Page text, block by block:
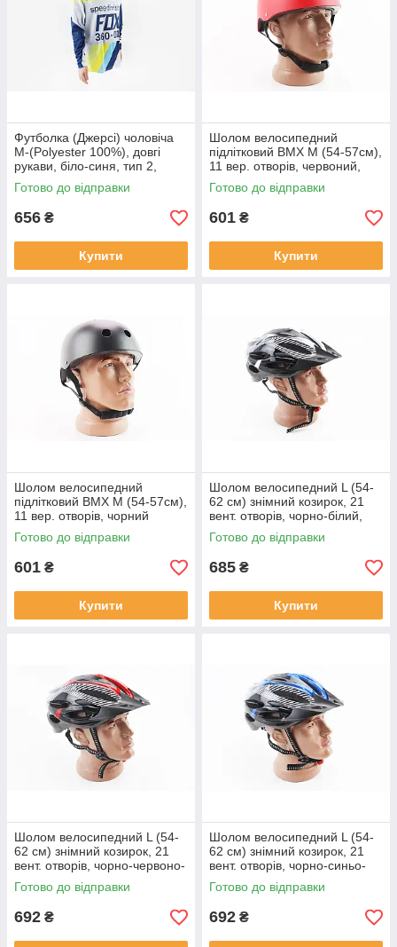
Футболка (Джерсі) чоловіча
M-(Polyester 100%), довгі
рукави, біло-синя, тип 2,
ВЕЛОЕКІПІРУВАННЯ, SV-
408235
Готово до відправки
656 ₴
Купити
Шолом велосипедний
підлітковий BMX M (54-57см),
11 вер. отворів, червоний,
ВЕЛОЕКІПІРУВАННЯ, SV-
408241
Готово до відправки
601 ₴
Купити
Шолом велосипедний
підлітковий BMX M (54-57см),
11 вер. отворів, чорний
матовий),
ВЕЛОЕКІПІРУВАННЯ, SV-
Готово до відправки
601 ₴
Купити
Шолом велосипедний L (54-
62 см) знімний козирок, 21
вент. отворів, чорно-білий,
ВЕЛОЕКІПІРУВАННЯ, SV-
408010
Готово до відправки
685 ₴
Купити
Шолом велосипедний L (54-
62 см) знімний козирок, 21
вент. отворів, чорно-червоно-
білий, ВЕЛОЕКІПІРУВАННЯ,
SV-408011
Готово до відправки
692 ₴
Шолом велосипедний L (54-
62 см) знімний козирок, 21
вент. отворів, чорно-синьо-
білий, ВЕЛОЕКІПІРУВАННЯ,
SV-408122
Готово до відправки
692 ₴